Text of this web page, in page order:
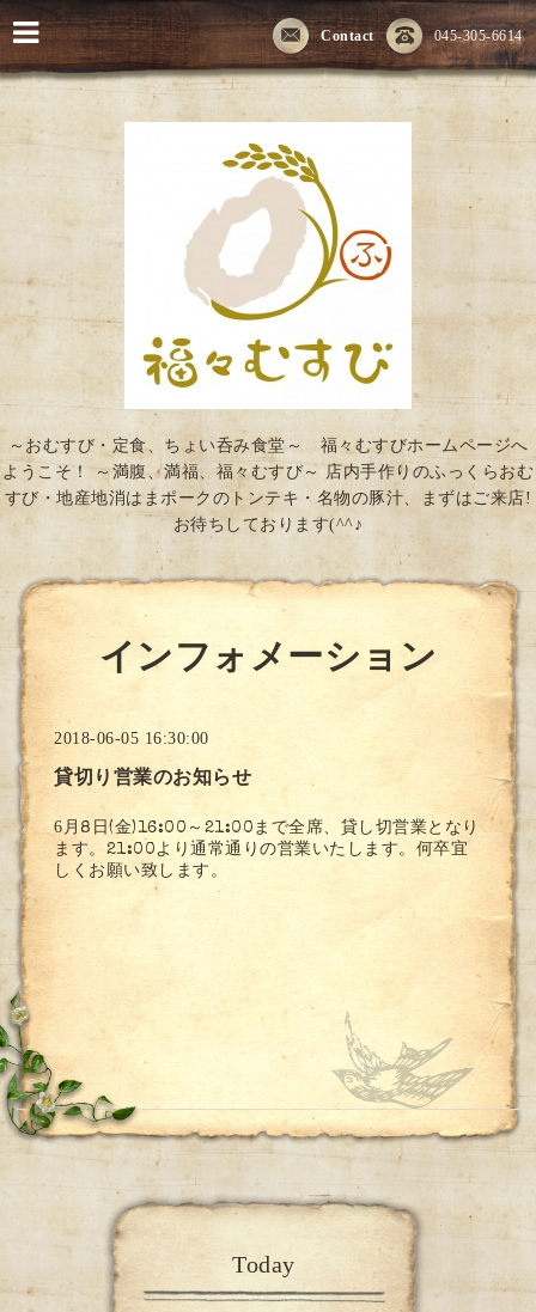
045-305-6614
Contact
～おむすび・定食、ちょい呑み食堂～ 福々むすびホームページへ
ようこそ！ ～満腹、満福、福々むすび～ 店内手作りのふっくらおむ
すび・地産地消はまポークのトンテキ・名物の豚汁、まずはご来店!
お待ちしております(^^♪
インフォメーション
2018-06-05 16:30:00
貸切り営業のお知らせ
6 月8日(金)16:00～21:00まで全席、貸し切営業となり
ます。21:00より通常通りの営業いたします。何卒宜
しくお願い致します。
Today